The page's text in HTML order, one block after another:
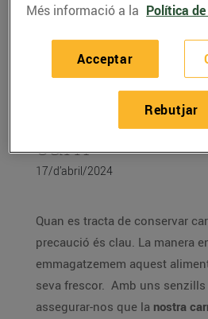
CONSELLS I HÀBITS
Aprèn a
carn
17/d’abril/2024
Quan es tracta de conservar
precaució és clau. La manera
emmagatzemem aquest
seva frescor. Amb uns
assegurar-nos que la nostra
Més informació a la Política
Rebutjar
Acceptar